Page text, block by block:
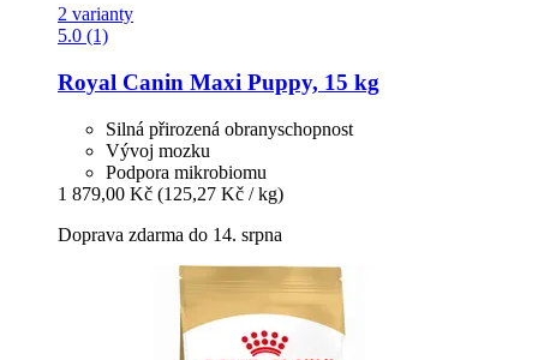
2 varianty
5.0 (1)
Royal Canin Maxi Puppy, 15 kg
Silná přirozená obranyschopnost
Vývoj mozku
Podpora mikrobiomu
1 879,00 Kč (125,27 Kč / kg)
Doprava zdarma do 14. srpna